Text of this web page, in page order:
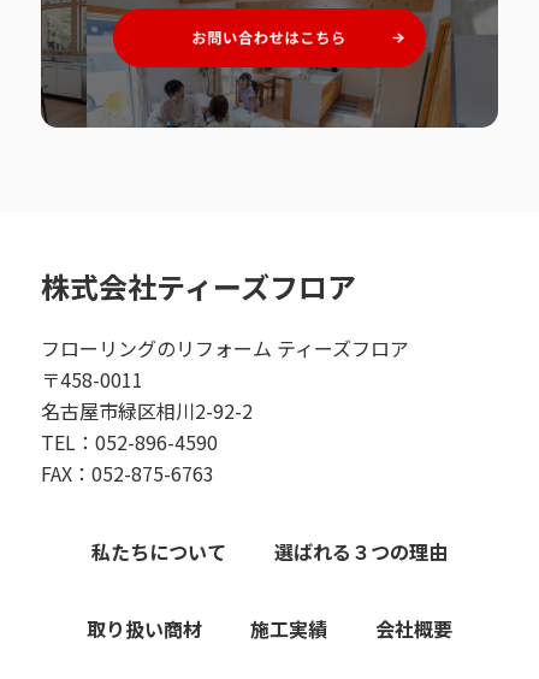
株式会社ティーズフロア
フローリングのリフォーム ティーズフロア
〒458-0011
名古屋市緑区相川2-92-2
TEL：052-896-4590
FAX：052-875-6763
私たちについて 選ばれる３つの理由
取り扱い商材 施工実績 会社概要